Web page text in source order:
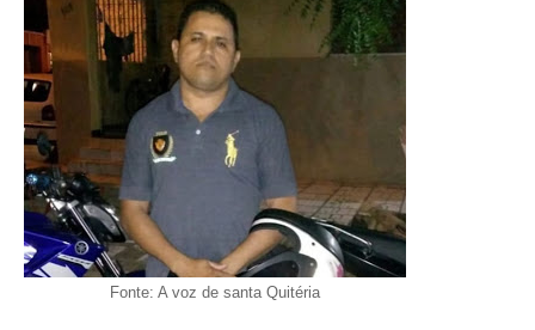
Fonte: A voz de santa Quitéria